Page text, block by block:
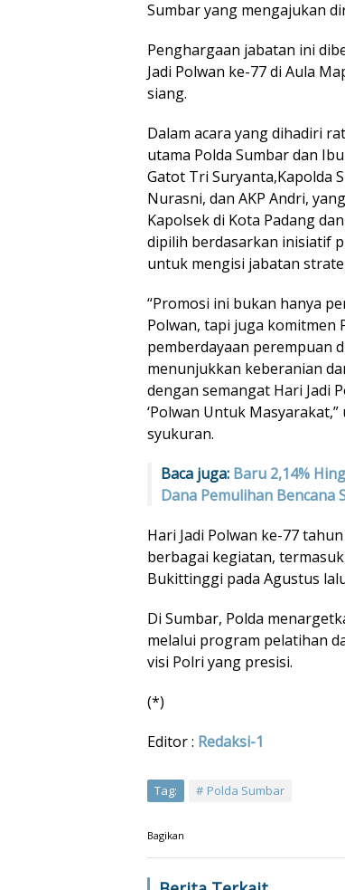
Sumbar yang mengajukan
Penghargaan jabatan ini
Jadi Polwan ke-77 di Aula
siang.
Dalam acara yang dihadiri
utama Polda Sumbar dan
Gatot Tri Suryanta,Kapolda
Nurasni, dan AKP Andri,
Kapolsek di Kota Padang
dipilih berdasarkan inisiatif
untuk mengisi jabatan
“Promosi ini bukan hanya
Polwan, tapi juga komitmen
pemberdayaan perempuan
menunjukkan keberanian
dengan semangat Hari Jadi
‘Polwan Untuk
syukuran.
Baca juga: Baru 2,14%
Dana Pemulihan Bencana
Hari Jadi Polwan ke-77
berbagai kegiatan,
Bukittinggi pada Agustus
Di Sumbar, Polda
melalui program pelatihan
visi Polri yang presisi.
(*)
Editor : Redaksi-1
Tag: Polda Sumbar
Bagikan